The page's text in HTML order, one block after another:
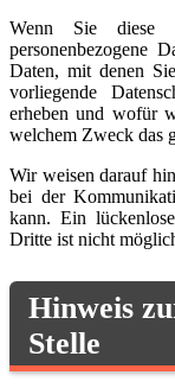
Wenn Sie diese
personenbezogene
Daten, mit denen
vorliegende
erheben und wofür
welchem Zweck das
Wir weisen darauf
bei der
kann. Ein
Dritte ist nicht
Hinweis
Stelle